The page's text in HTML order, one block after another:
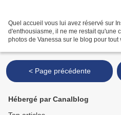
Quel accueil vous lui avez réservé sur
d'enthousiasme, il ne me restait qu'une
photos de Vanessa sur le blog pour tout
< Page précédente
Hébergé par Canalblog